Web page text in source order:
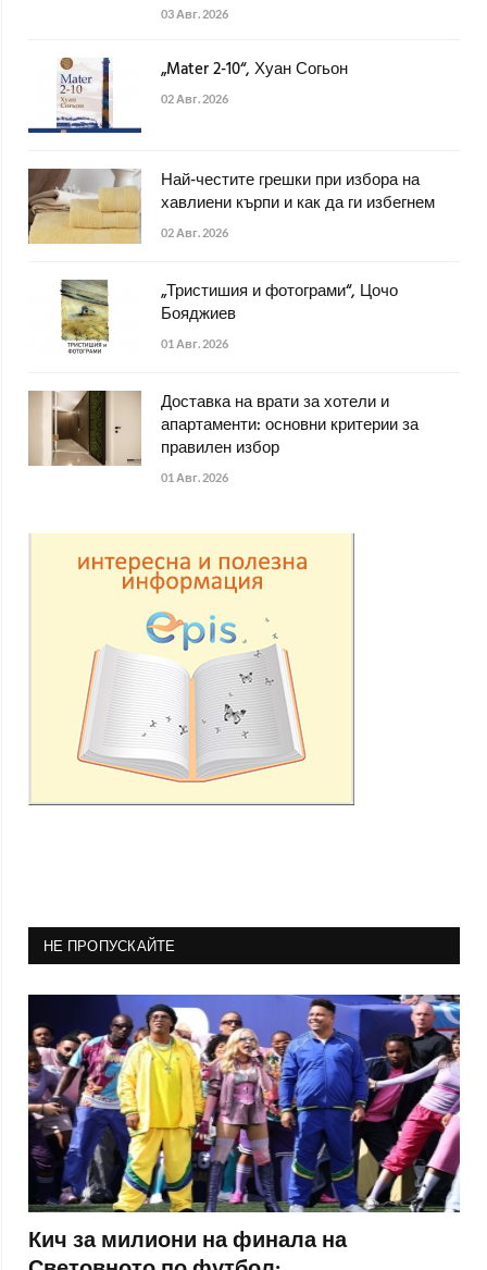
03 Авг. 2026
„Mater 2-10“, Хуан Согьон
02 Авг. 2026
Най-честите грешки при избора на
хавлиени кърпи и как да ги избегнем
02 Авг. 2026
„Тристишия и фотограми“, Цочо
Бояджиев
01 Авг. 2026
Доставка на врати за хотели и
апартаменти: основни критерии за
правилен избор
01 Авг. 2026
НЕ ПРОПУСКАЙТЕ
Кич за милиони на финала на